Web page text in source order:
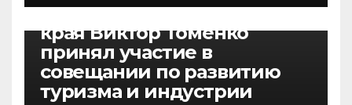
Губернатор Алтайского
края Виктор Томенко
принял участие в
совещании по развитию
туризма и индустрии